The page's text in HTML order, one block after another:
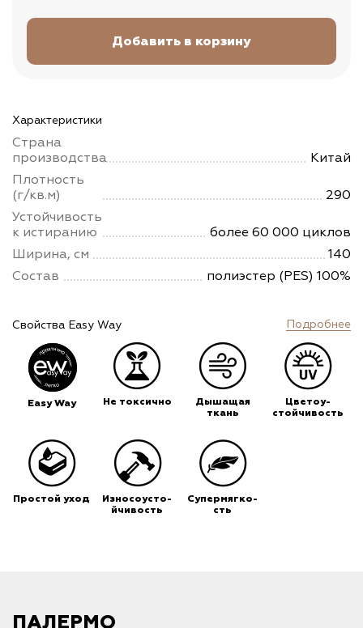
Характеристики
Страна
производства
Китай
Плотность
(г/кв.м)
290
Устойчивость
к истиранию
более 60 000 циклов
Ширина, см
140
Состав
полиэстер (PES) 100%
Свойства Easy Way Подробнее
Easy Way Не токсично
Дышащая
ткань
Цветоу-
стойчивость
Простой уход
Износоусто-
йчивость
Супермягко-
сть
ПАЛЕРМО